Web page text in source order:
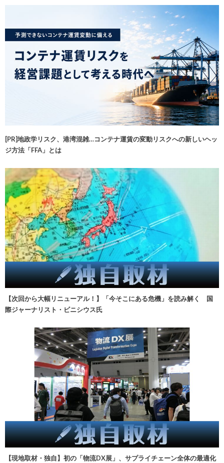
[PR]地政学リスク、港湾混雑…コンテナ運賃の変動リスクへの新しいヘッ
ジ方法「FFA」とは
【次回から大幅リニューアル！】「今そこにある危機」を読み解く 国
際ジャーナリスト・ビニシウス氏
【現地取材・独自】初の「物流DX展」、サプライチェーン全体の最適化